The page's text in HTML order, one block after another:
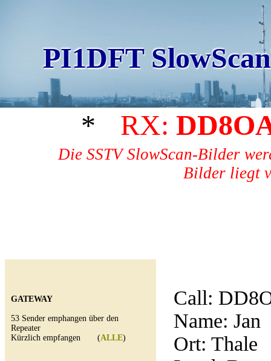
PI1DFT
* RX:
Die SSTV SlowScan-Bilder
Bilder liegt
GATEWAY
53 Sender emphangen über den
Repeater
Kürzlich empfangen (ALLE)
Call:
Name: Jan
Ort: Thale